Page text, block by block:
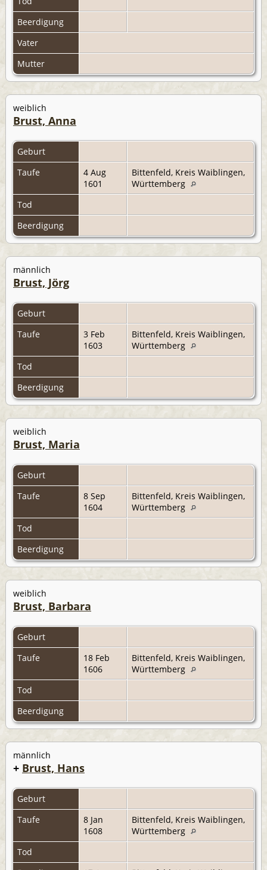
Beerdigung
Vater
Mutter
weiblich
Brust, Anna
Geburt
Taufe
4 Aug
1601
Bittenfeld, Kreis Waiblingen,
Württemberg
Tod
Beerdigung
männlich
Brust, Jörg
Geburt
Taufe
3 Feb
1603
Bittenfeld, Kreis Waiblingen,
Württemberg
Tod
Beerdigung
weiblich
Brust, Maria
Geburt
Taufe
8 Sep
1604
Bittenfeld, Kreis Waiblingen,
Württemberg
Tod
Beerdigung
weiblich
Brust, Barbara
Geburt
Taufe
18 Feb
1606
Bittenfeld, Kreis Waiblingen,
Württemberg
Tod
Beerdigung
männlich
+ Brust, Hans
Geburt
Taufe
8 Jan
1608
Bittenfeld, Kreis Waiblingen,
Württemberg
Tod